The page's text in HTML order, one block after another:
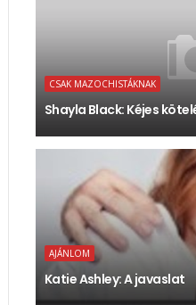
CSAK MAZOCHISTÁKNAK
Shayla Black: Kéjes
AJÁNLOM
Katie Ashley: A javaslat